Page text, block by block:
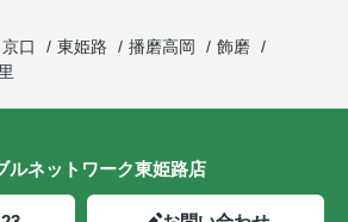
京口 東姫路 播磨高岡
飾磨
ルネットワーク東姫路店